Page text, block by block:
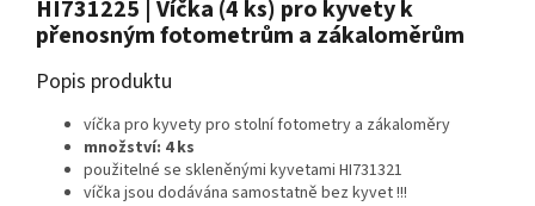
HI731225 | Víčka (4 ks) pro kyvety k
přenosným fotometrům a zákaloměrům
Popis produktu
víčka pro kyvety pro stolní fotometry a zákaloměry
množství: 4 ks
použitelné se skleněnými kyvetami HI731321
víčka jsou dodávána samostatně bez kyvet !!!